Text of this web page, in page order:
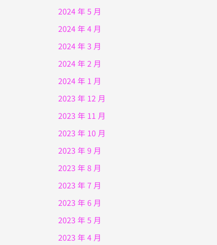
2024 年 5 月
2024 年 4 月
2024 年 3 月
2024 年 2 月
2024 年 1 月
2023 年 12 月
2023 年 11 月
2023 年 10 月
2023 年 9 月
2023 年 8 月
2023 年 7 月
2023 年 6 月
2023 年 5 月
2023 年 4 月